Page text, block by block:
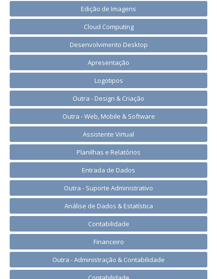
Edição de Imagens
Cloud Computing
Desenvolvimento Desktop
Apresentação
Logotipos
Outra - Design & Criação
Outra - Web, Mobile & Software
Assistente Virtual
Planilhas e Relatórios
Entrada de Dados
Outra - Suporte Administrativo
Análise de Dados & Estatística
Contabilidade
Financeiro
Outra - Administração & Contabilidade